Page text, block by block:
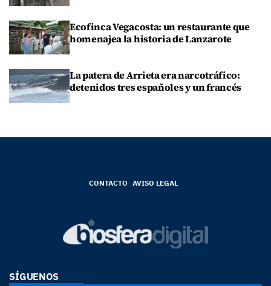
Ecofinca Vegacosta: un restaurante que
homenajea la historia de Lanzarote
La patera de Arrieta era narcotráfico:
detenidos tres españoles y un francés
CONTACTO AVISO LEGAL
SÍGUENOS